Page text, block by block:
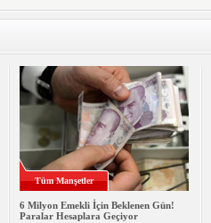
Tüm Manşetler
6 Milyon Emekli İçin Beklenen Gün!
Paralar Hesaplara Geçiyor